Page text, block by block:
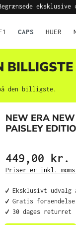
eksklusive
CAPS HUER
den billigste.
NEW ERA
PAISLEY
449,00 kr.
Priser er inkl.
✔️ Eksklusivt udvalg
✔️ Gratis
✔️ 30 dages returret